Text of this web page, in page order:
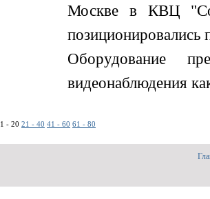
Москве в КВЦ
Оборудование
видеонаблюдения
1 - 20 21 - 40 41 - 60 61 - 80